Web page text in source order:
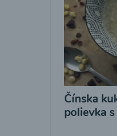
Čínska
polievka